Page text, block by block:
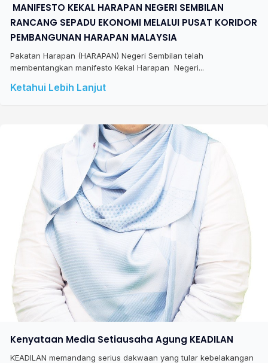
​ MANIFESTO KEKAL HARAPAN NEGERI SEMBILAN
RANCANG SEPADU EKONOMI MELALUI PUSAT KORIDOR
PEMBANGUNAN HARAPAN MALAYSIA
Pakatan Harapan (HARAPAN) Negeri Sembilan telah
membentangkan manifesto Kekal Harapan Negeri...
Ketahui Lebih Lanjut
Kenyataan Media Setiausaha Agung KEADILAN
KEADILAN memandang serius dakwaan yang tular kebelakangan